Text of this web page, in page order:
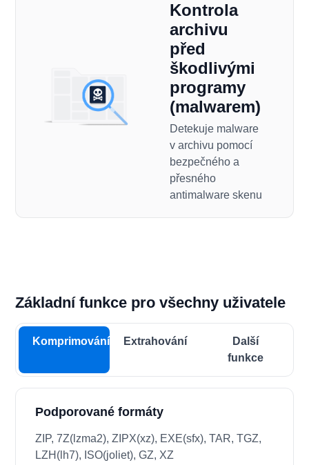
Kontrola
archivu
před
škodlivými
programy
(malwarem)
Detekuje malware
v archivu pomocí
bezpečného a
přesného
antimalware skenu
Základní funkce pro všechny uživatele
Komprimování Extrahování
Další
funkce
Podporované formáty
ZIP, 7Z(lzma2), ZIPX(xz), EXE(sfx), TAR, TGZ,
LZH(lh7), ISO(joliet), GZ, XZ